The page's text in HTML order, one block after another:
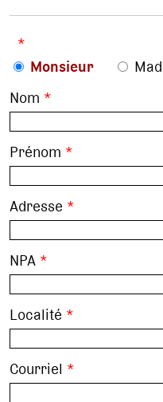
*
Monsieur
Nom *
Prénom *
Adresse *
NPA *
Localité *
Courriel *